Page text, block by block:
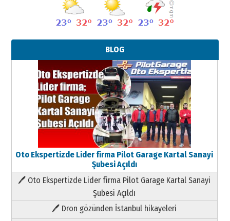
BLOG
Oto Ekspertizde Lider firma Pilot Garage Kartal Sanayi
Şubesi Açıldı
🖊 Oto Ekspertizde Lider firma Pilot Garage Kartal Sanayi
Şubesi Açıldı
🖊 Dron gözünden İstanbul hikayeleri